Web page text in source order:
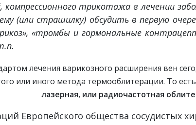
трикотажа в лечении
(или страшилку) обсудить в первую
«тромбы и гормональные
лечения варикозного расширения вен
или иного метода термооблитерации. То есть
лазерная, или радиочастотная
Европейского общества сосудистых